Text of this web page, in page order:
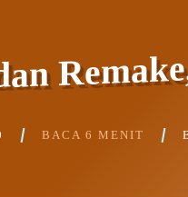
BACA 6 MENIT